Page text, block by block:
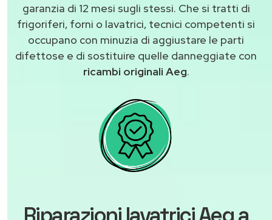
garanzia di 12 mesi sugli stessi. Che si tratti di
frigoriferi, forni o lavatrici, tecnici competenti si
occupano con minuzia di aggiustare le parti
difettose e di sostituire quelle danneggiate con
ricambi originali Aeg.